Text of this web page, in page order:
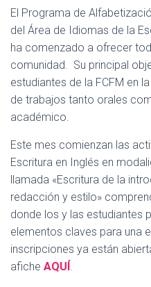
El Programa de
del Área de Idiomas de la
ha comenzado a ofrecer
comunidad. Su principal
estudiantes de la FCFM en
de trabajos tanto orales
académico.
Este mes comienzan las
Escritura en Inglés en
llamada «Escritura de la
redacción y estilo»
donde los y las estudiantes
elementos claves para una
inscripciones ya están
afiche AQUÍ .